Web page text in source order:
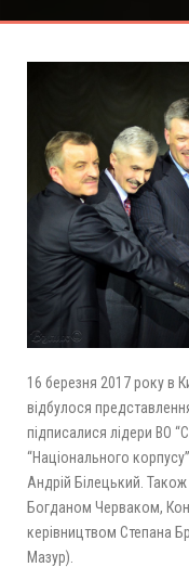
16 березня 2017 року в
відбулося
підписалися лідери ВО
“Національного
Андрій Білецький.
Богданом Черваком,
керівництвом Степана
Мазур).